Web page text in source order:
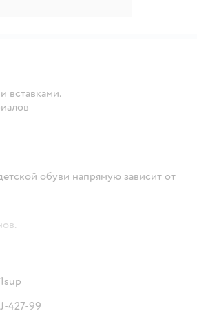
вставками.
обуви напрямую зависит от
427-99